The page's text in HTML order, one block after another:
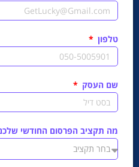
טלפון
שם העסק
מה תקציב הפרסום החודשי